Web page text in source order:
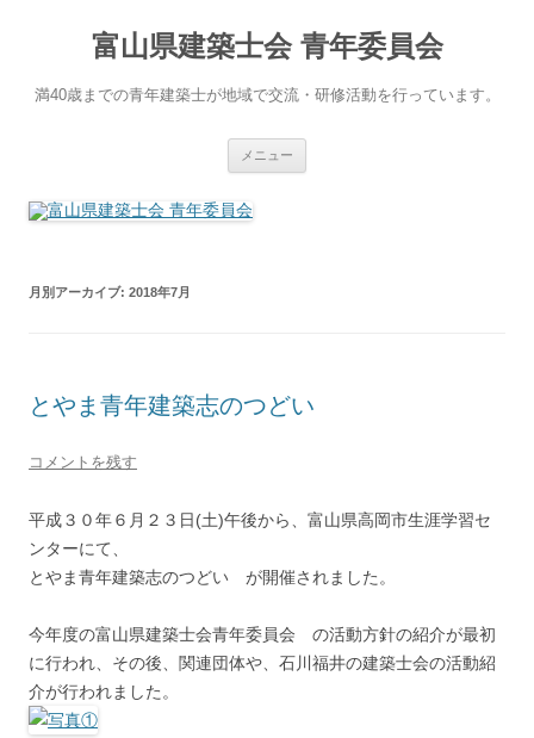
へ
ス
富山県建築士会 青年委員会
満40歳までの青年建築士が地域で交流・研修活動を行っています。
メニュー
月別アーカイブ: 2018年7月
とやま青年建築志のつどい
コメントを残す
平成３０年６月２３日(土)午後から、富山県高岡市生涯学習セ
ンターにて、
とやま青年建築志のつどい が開催されました。
今年度の富山県建築士会青年委員会 の活動方針の紹介が最初
に行われ、その後、関連団体や、石川福井の建築士会の活動紹
介が行われました。